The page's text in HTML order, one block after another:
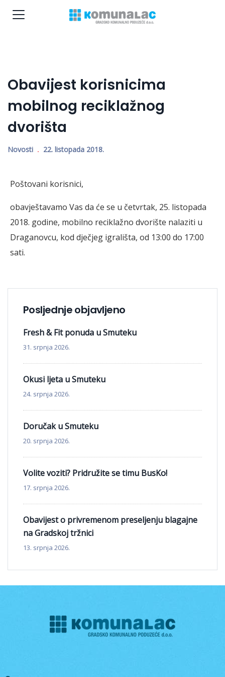
Obavijest korisnicima
mobilnog reciklažnog
dvorišta
Novosti 22. listopada 2018.
Poštovani korisnici,
obavještavamo Vas da će se u četvrtak, 25. listopada
2018. godine, mobilno reciklažno dvorište nalaziti u
Draganovcu, kod dječjeg igrališta, od 13:00 do 17:00
sati.
Posljednje objavljeno
Fresh & Fit ponuda u Smuteku
31. srpnja 2026.
Okusi ljeta u Smuteku
24. srpnja 2026.
Doručak u Smuteku
20. srpnja 2026.
Volite voziti? Pridružite se timu BusKo!
17. srpnja 2026.
Obavijest o privremenom preseljenju blagajne
na Gradskoj tržnici
13. srpnja 2026.